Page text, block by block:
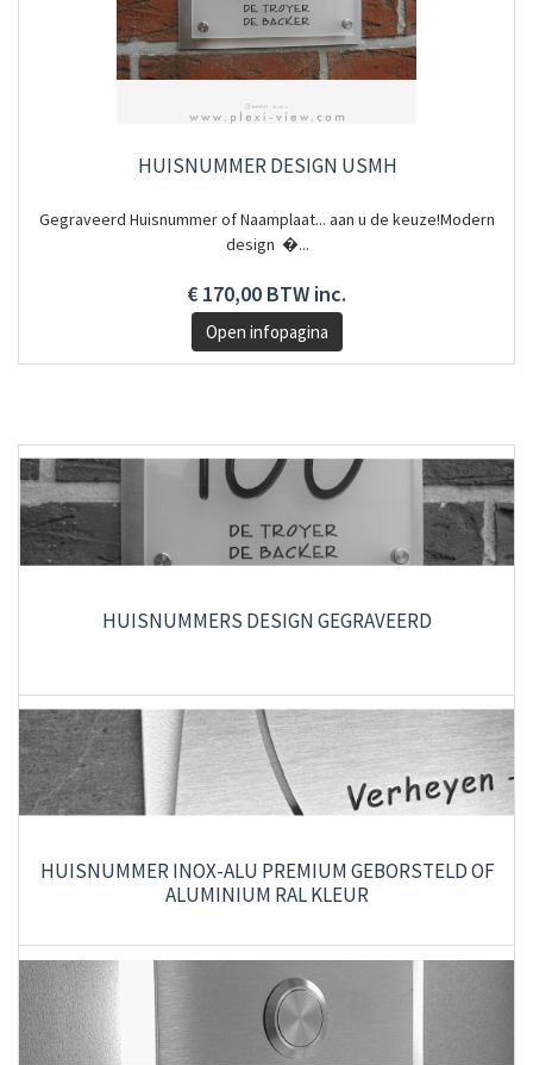
HUISNUMMER DESIGN USMH
Gegraveerd Huisnummer of Naamplaat... aan u de keuze!Modern
design �...
€ 170,00 BTW inc.
Open infopagina
HUISNUMMERS DESIGN GEGRAVEERD
HUISNUMMER INOX-ALU PREMIUM GEBORSTELD OF
ALUMINIUM RAL KLEUR